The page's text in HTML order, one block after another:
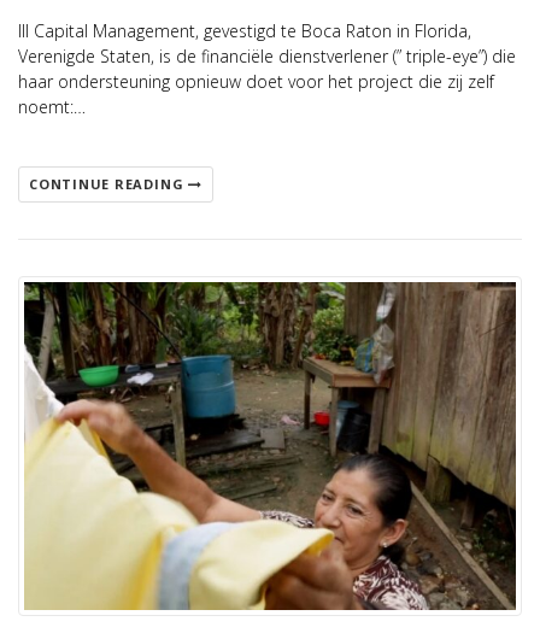
III Capital Management, gevestigd te Boca Raton in Florida,
Verenigde Staten, is de financiële dienstverlener (” triple-eye”) die
haar ondersteuning opnieuw doet voor het project die zij zelf
noemt:…
CONTINUE READING